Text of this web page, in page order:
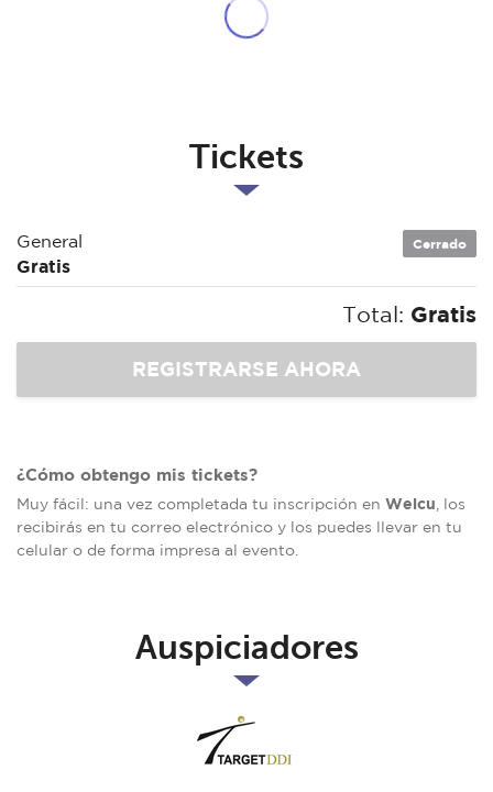
Tickets
General
Gratis
Cerrado
Total: Gratis
¿Cómo obtengo mis tickets?
Muy fácil: una vez completada tu inscripción en Welcu , los
recibirás en tu correo electrónico y los puedes llevar en tu
celular o de forma impresa al evento.
Auspiciadores